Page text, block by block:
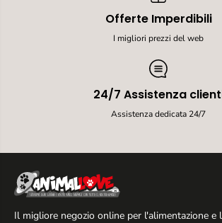
Offerte Imperdibili
I migliori prezzi del web
24/7 Assistenza
Assistenza dedicata 24/7
Il migliore negozio online per l'alimentazione e